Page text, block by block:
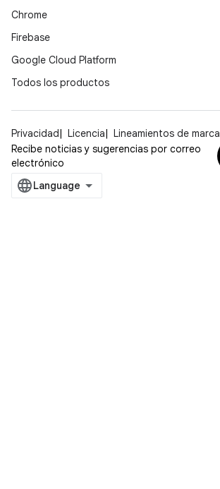
Chrome
Firebase
Google Cloud Platform
Todos los productos
Privacidad Licencia Lineamientos de marca
Recibe noticias y sugerencias por correo
electrónico